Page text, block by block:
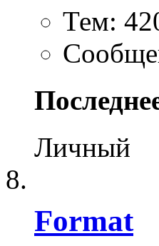
Тем:
Личный
Format